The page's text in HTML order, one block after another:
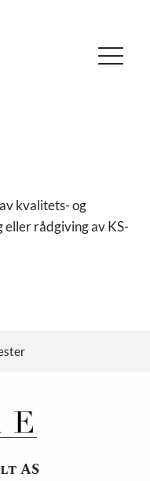
kvalitets- og
eller rådgiving av KS-
AS